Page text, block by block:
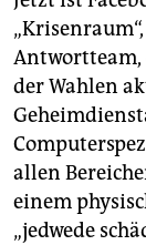
Antwortteam,
der Wahlen
allen
einem
„jedwede